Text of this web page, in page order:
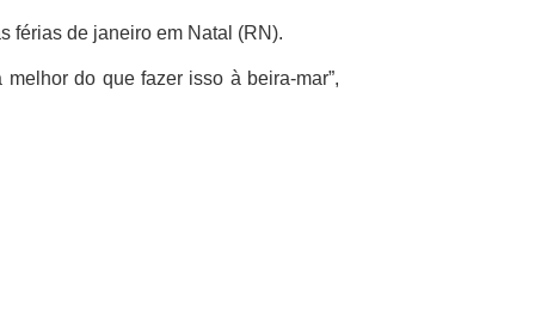
férias de janeiro em Natal (RN).
do que fazer isso à beira-mar”,